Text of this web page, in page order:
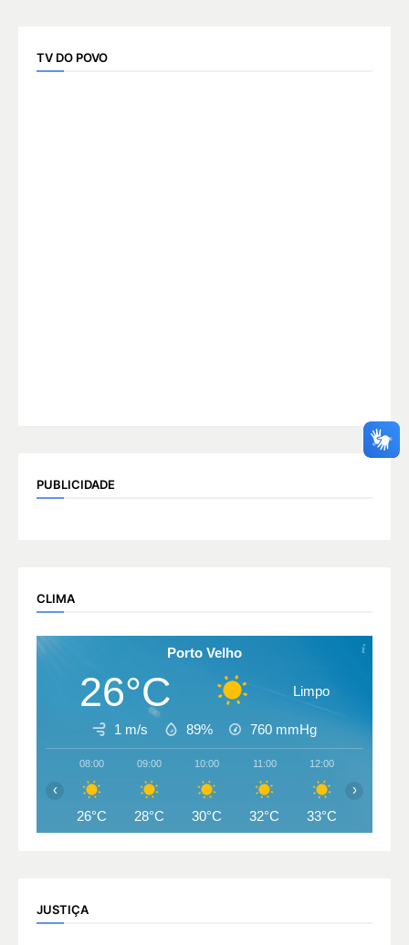
TV DO POVO
PUBLICIDADE
CLIMA
Porto Velho
26°C Limpo
1 m/s 89% 760 mmHg
08:00
26°C
09:00
28°C
10:00
30°C
11:00
32°C
12:00
33°C
‹ ›
JUSTIÇA